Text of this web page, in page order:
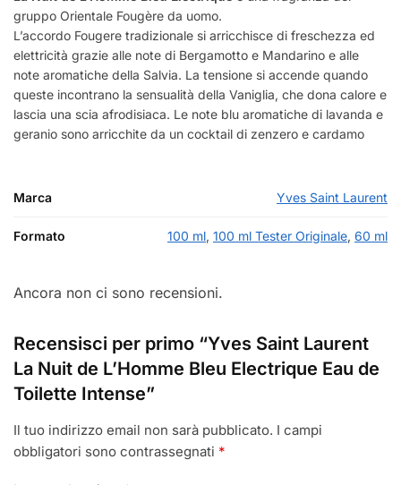
gruppo Orientale Fougère da uomo.
L’accordo Fougere tradizionale si arricchisce di freschezza ed
elettricità grazie alle note di Bergamotto e Mandarino e alle
note aromatiche della Salvia. La tensione si accende quando
queste incontrano la sensualità della Vaniglia, che dona calore e
lascia una scia afrodisiaca. Le note blu aromatiche di lavanda e
geranio sono arricchite da un cocktail di zenzero e cardamo
Marca Yves Saint Laurent
Formato 100 ml, 100 ml Tester Originale, 60 ml
Ancora non ci sono recensioni.
Recensisci per primo “Yves Saint Laurent
La Nuit de L’Homme Bleu Electrique Eau de
Toilette Intense”
Il tuo indirizzo email non sarà pubblicato. I campi
obbligatori sono contrassegnati *